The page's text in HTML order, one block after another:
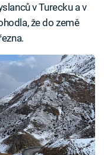
v Turecku a v
že do země